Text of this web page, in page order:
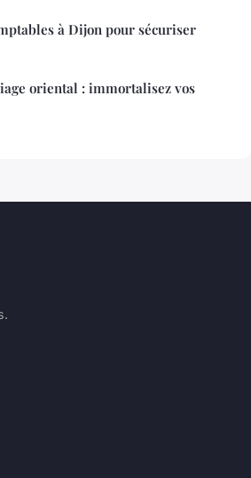
à Dijon pour sécuriser
oriental : immortalisez vos